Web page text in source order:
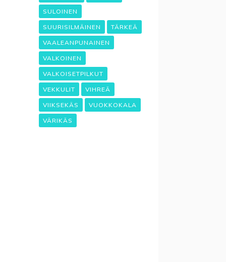
SULOINEN
SUURISILMÄINEN TÄRKEÄ
VAALEANPUNAINEN
VALKOINEN
VALKOISETPILKUT
VEKKULIT VIHREÄ
VIIKSEKÄS VUOKKOKALA
VÄRIKÄS